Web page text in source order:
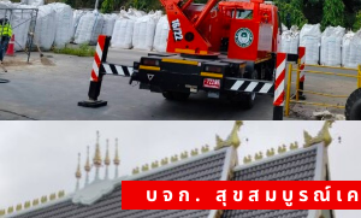
บจก. สุขสมบูรณ์เ